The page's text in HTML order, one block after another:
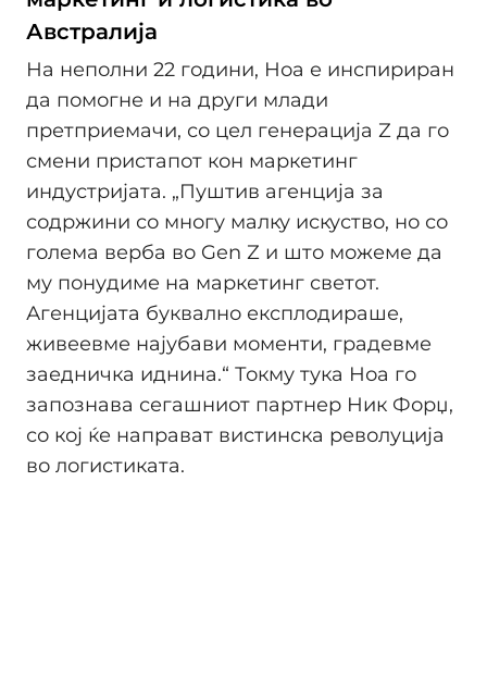
Австралија
На неполни 22 години, Ноа е инспириран
да помогне и на други млади
претприемачи, со цел генерација Z да го
смени пристапот кон маркетинг
индустријата. „Пуштив агенција за
содржини со многу малку искуство, но со
голема верба во Gen Z и што можеме да
му понудиме на маркетинг светот.
Агенцијата буквално експлодираше,
живеевме најубави моменти, градевме
заедничка иднина.“ Токму тука Ноа го
запознава сегашниот партнер Ник Форџ,
со кој ќе направат вистинска револуција
во логистиката.